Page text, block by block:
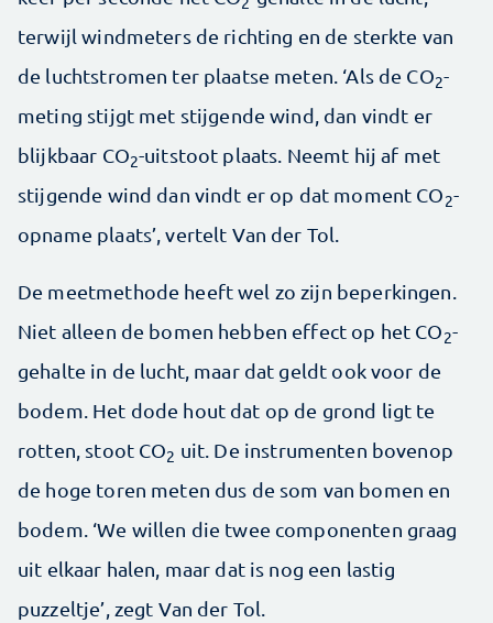
terwijl windmeters de richting en de sterkte van
de luchtstromen ter plaatse meten. ‘Als de CO2-
meting stijgt met stijgende wind, dan vindt er
blijkbaar CO2-uitstoot plaats. Neemt hij af met
stijgende wind dan vindt er op dat moment CO2-
opname plaats’, vertelt Van der Tol.
De meetmethode heeft wel zo zijn beperkingen.
Niet alleen de bomen hebben effect op het CO2-
gehalte in de lucht, maar dat geldt ook voor de
bodem. Het dode hout dat op de grond ligt te
rotten, stoot CO2 uit. De instrumenten bovenop
de hoge toren meten dus de som van bomen en
bodem. ‘We willen die twee componenten graag
uit elkaar halen, maar dat is nog een lastig
puzzeltje’, zegt Van der Tol.